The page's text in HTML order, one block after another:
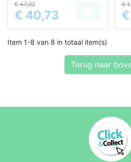
Prijs
€ 47,92
€ 40,73
€
Item 1-8 van 8 in totaal item(s)
Terug naar